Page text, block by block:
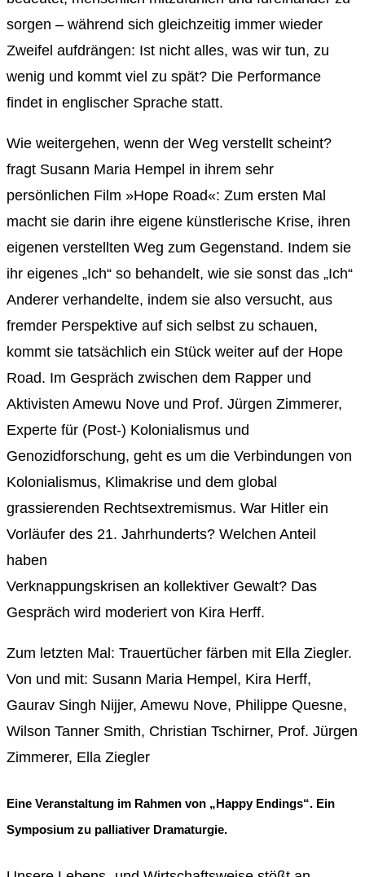
sorgen – während sich gleichzeitig immer wieder
Zweifel aufdrängen: Ist nicht alles, was wir tun, zu
wenig und kommt viel zu spät? Die Performance
findet in englischer Sprache statt.
Wie weitergehen, wenn der Weg verstellt scheint?
fragt Susann Maria Hempel in ihrem sehr
persönlichen Film »Hope Road«: Zum ersten Mal
macht sie darin ihre eigene künstlerische Krise, ihren
eigenen verstellten Weg zum Gegenstand. Indem sie
ihr eigenes „Ich“ so behandelt, wie sie sonst das „Ich“
Anderer verhandelte, indem sie also versucht, aus
fremder Perspektive auf sich selbst zu schauen,
kommt sie tatsächlich ein Stück weiter auf der Hope
Road. Im Gespräch zwischen dem Rapper und
Aktivisten Amewu Nove und Prof. Jürgen Zimmerer,
Experte für (Post-) Kolonialismus und
Genozidforschung, geht es um die Verbindungen von
Kolonialismus, Klimakrise und dem global
grassierenden Rechtsextremismus. War Hitler ein
Vorläufer des 21. Jahrhunderts? Welchen Anteil
haben
Verknappungskrisen an kollektiver Gewalt? Das
Gespräch wird moderiert von Kira Herff.
Zum letzten Mal: Trauertücher färben mit Ella Ziegler.
Von und mit: Susann Maria Hempel, Kira Herff,
Gaurav Singh Nijjer, Amewu Nove, Philippe Quesne,
Wilson Tanner Smith, Christian Tschirner, Prof. Jürgen
Zimmerer, Ella Ziegler
Eine Veranstaltung im Rahmen von „Happy Endings“. Ein
Symposium zu palliativer Dramaturgie.